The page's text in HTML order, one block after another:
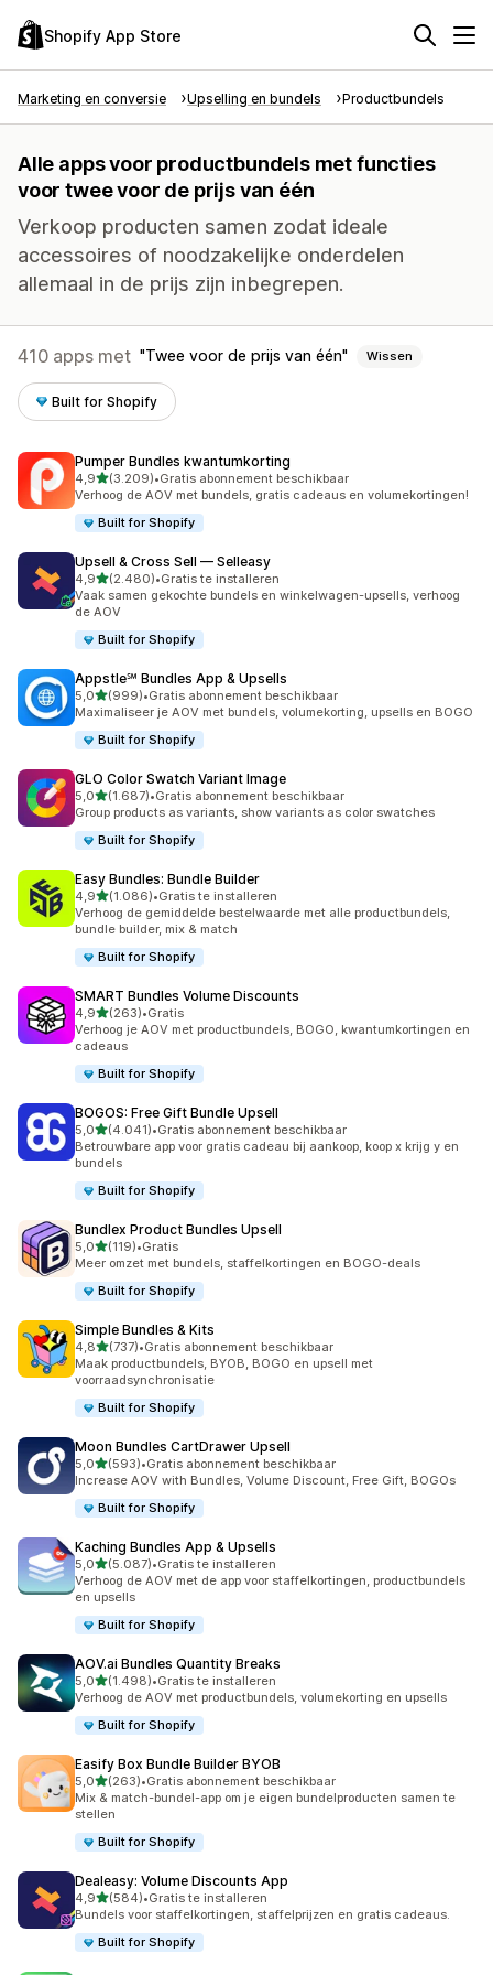
Shopify App Store
Marketing en conversie Upselling en bundels Productbundels
Alle apps voor productbundels met functies
voor twee voor de prijs van één
Verkoop producten samen zodat ideale
accessoires of noodzakelijke onderdelen
allemaal in de prijs zijn inbegrepen.
410 apps met Twee voor de prijs van één Wissen
Built for Shopify
Pumper Bundles kwantumkorting
4,9van 5 sterren
(3.209)
3209 recensies in totaal
•Gratis abonnement beschikbaar
Verhoog de AOV met bundels, gratis cadeaus en volumekortingen!
Built for Shopify
Upsell & Cross Sell — Selleasy
4,9van 5 sterren
(2.480)
2480 recensies in totaal
•Gratis te installeren
Vaak samen gekochte bundels en winkelwagen-upsells, verhoog
de AOV
Built for Shopify
Appstle℠ Bundles App & Upsells
5,0van 5 sterren
(999)
999 recensies in totaal
•Gratis abonnement beschikbaar
Maximaliseer je AOV met bundels, volumekorting, upsells en BOGO
Built for Shopify
GLO Color Swatch Variant Image
5,0van 5 sterren
(1.687)
1687 recensies in totaal
•Gratis abonnement beschikbaar
Group products as variants, show variants as color swatches
Built for Shopify
Easy Bundles: Bundle Builder
4,9van 5 sterren
(1.086)
1086 recensies in totaal
•Gratis te installeren
Verhoog de gemiddelde bestelwaarde met alle productbundels,
bundle builder, mix & match
Built for Shopify
SMART Bundles Volume Discounts
4,9van 5 sterren
(263)
263 recensies in totaal
•Gratis
Verhoog je AOV met productbundels, BOGO, kwantumkortingen en
cadeaus
Built for Shopify
BOGOS: Free Gift Bundle Upsell
5,0van 5 sterren
(4.041)
4041 recensies in totaal
•Gratis abonnement beschikbaar
Betrouwbare app voor gratis cadeau bij aankoop, koop x krijg y en
bundels
Built for Shopify
Bundlex Product Bundles Upsell
5,0van 5 sterren
(119)
119 recensies in totaal
•Gratis
Meer omzet met bundels, staffelkortingen en BOGO-deals
Built for Shopify
Simple Bundles & Kits
4,8van 5 sterren
(737)
737 recensies in totaal
•Gratis abonnement beschikbaar
Maak productbundels, BYOB, BOGO en upsell met
voorraadsynchronisatie
Built for Shopify
Moon Bundles CartDrawer Upsell
5,0van 5 sterren
(593)
593 recensies in totaal
•Gratis abonnement beschikbaar
Increase AOV with Bundles, Volume Discount, Free Gift, BOGOs
Built for Shopify
Kaching Bundles App & Upsells
5,0van 5 sterren
(5.087)
5087 recensies in totaal
•Gratis te installeren
Verhoog de AOV met de app voor staffelkortingen, productbundels
en upsells
Built for Shopify
AOV.ai Bundles Quantity Breaks
5,0van 5 sterren
(1.498)
1498 recensies in totaal
•Gratis te installeren
Verhoog de AOV met productbundels, volumekorting en upsells
Built for Shopify
Easify Box Bundle Builder BYOB
5,0van 5 sterren
(263)
263 recensies in totaal
•Gratis abonnement beschikbaar
Mix & match-bundel-app om je eigen bundelproducten samen te
stellen
Built for Shopify
Dealeasy: Volume Discounts App
4,9van 5 sterren
(584)
584 recensies in totaal
•Gratis te installeren
Bundels voor staffelkortingen, staffelprijzen en gratis cadeaus.
Built for Shopify